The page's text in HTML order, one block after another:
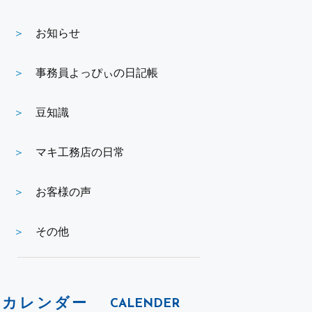
お知らせ
事務員よっぴぃの日記帳
豆知識
マキ工務店の日常
お客様の声
その他
カレンダー CALENDER